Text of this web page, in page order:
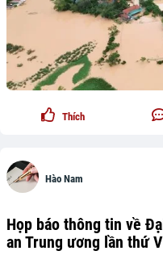
Thích
Hào Nam
Họp báo thông tin về
an Trung ương lần thứ